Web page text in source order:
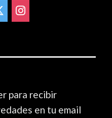
para recibir
en tu email